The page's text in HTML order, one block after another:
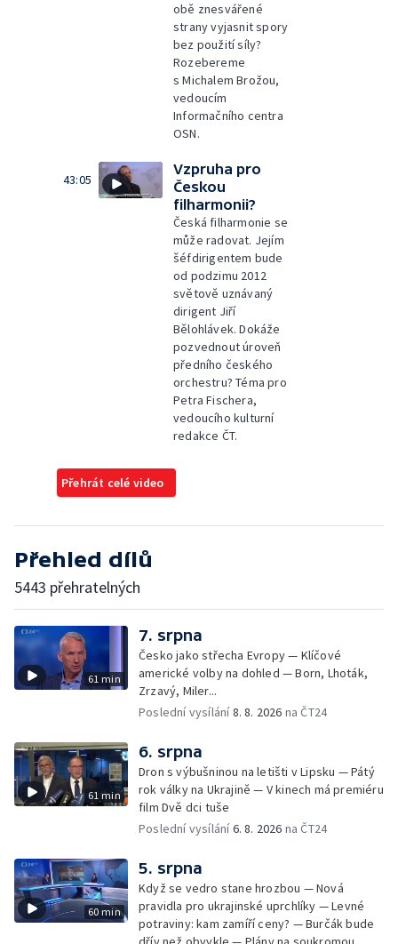
obě znesvářené
strany vyjasnit spory
bez použití síly?
Rozebereme
s Michalem Brožou,
vedoucím
Informačního centra
OSN.
43:05
Vzpruha pro
Českou
filharmonii?
Česká filharmonie se
může radovat. Jejím
šéfdirigentem bude
od podzimu 2012
světově uznávaný
dirigent Jiří
Bělohlávek. Dokáže
pozvednout úroveň
předního českého
orchestru? Téma pro
Petra Fischera,
vedoucího kulturní
redakce ČT.
Přehrát celé video
Přehled dílů
5443 přehratelných
61 min
7. srpna
Česko jako střecha Evropy — Klíčové
americké volby na dohled — Born, Lhoták,
Zrzavý, Miler...
Poslední vysílání8. 8. 2026 na ČT24
61 min
6. srpna
Dron s výbušninou na letišti v Lipsku — Pátý
rok války na Ukrajině — V kinech má premiéru
film Dvě dci tuše
Poslední vysílání6. 8. 2026 na ČT24
60 min
5. srpna
Když se vedro stane hrozbou — Nová
pravidla pro ukrajinské uprchlíky — Levné
potraviny: kam zamíří ceny? — Burčák bude